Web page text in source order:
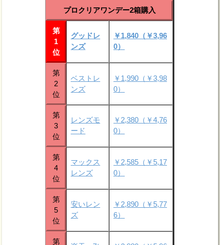
プロクリアワンデー2箱購入
第
1
位
グッドレ
ンズ
￥1,840（￥3,96
0）
第
2
位
ベストレ
ンズ
￥1,990（￥3,98
0）
第
3
位
レンズモ
ード
￥2,380（￥4,76
0）
第
4
位
マックス
レンズ
￥2,585（￥5,17
0）
第
5
位
安いレン
ズ
￥2,890（￥5,77
6）
第